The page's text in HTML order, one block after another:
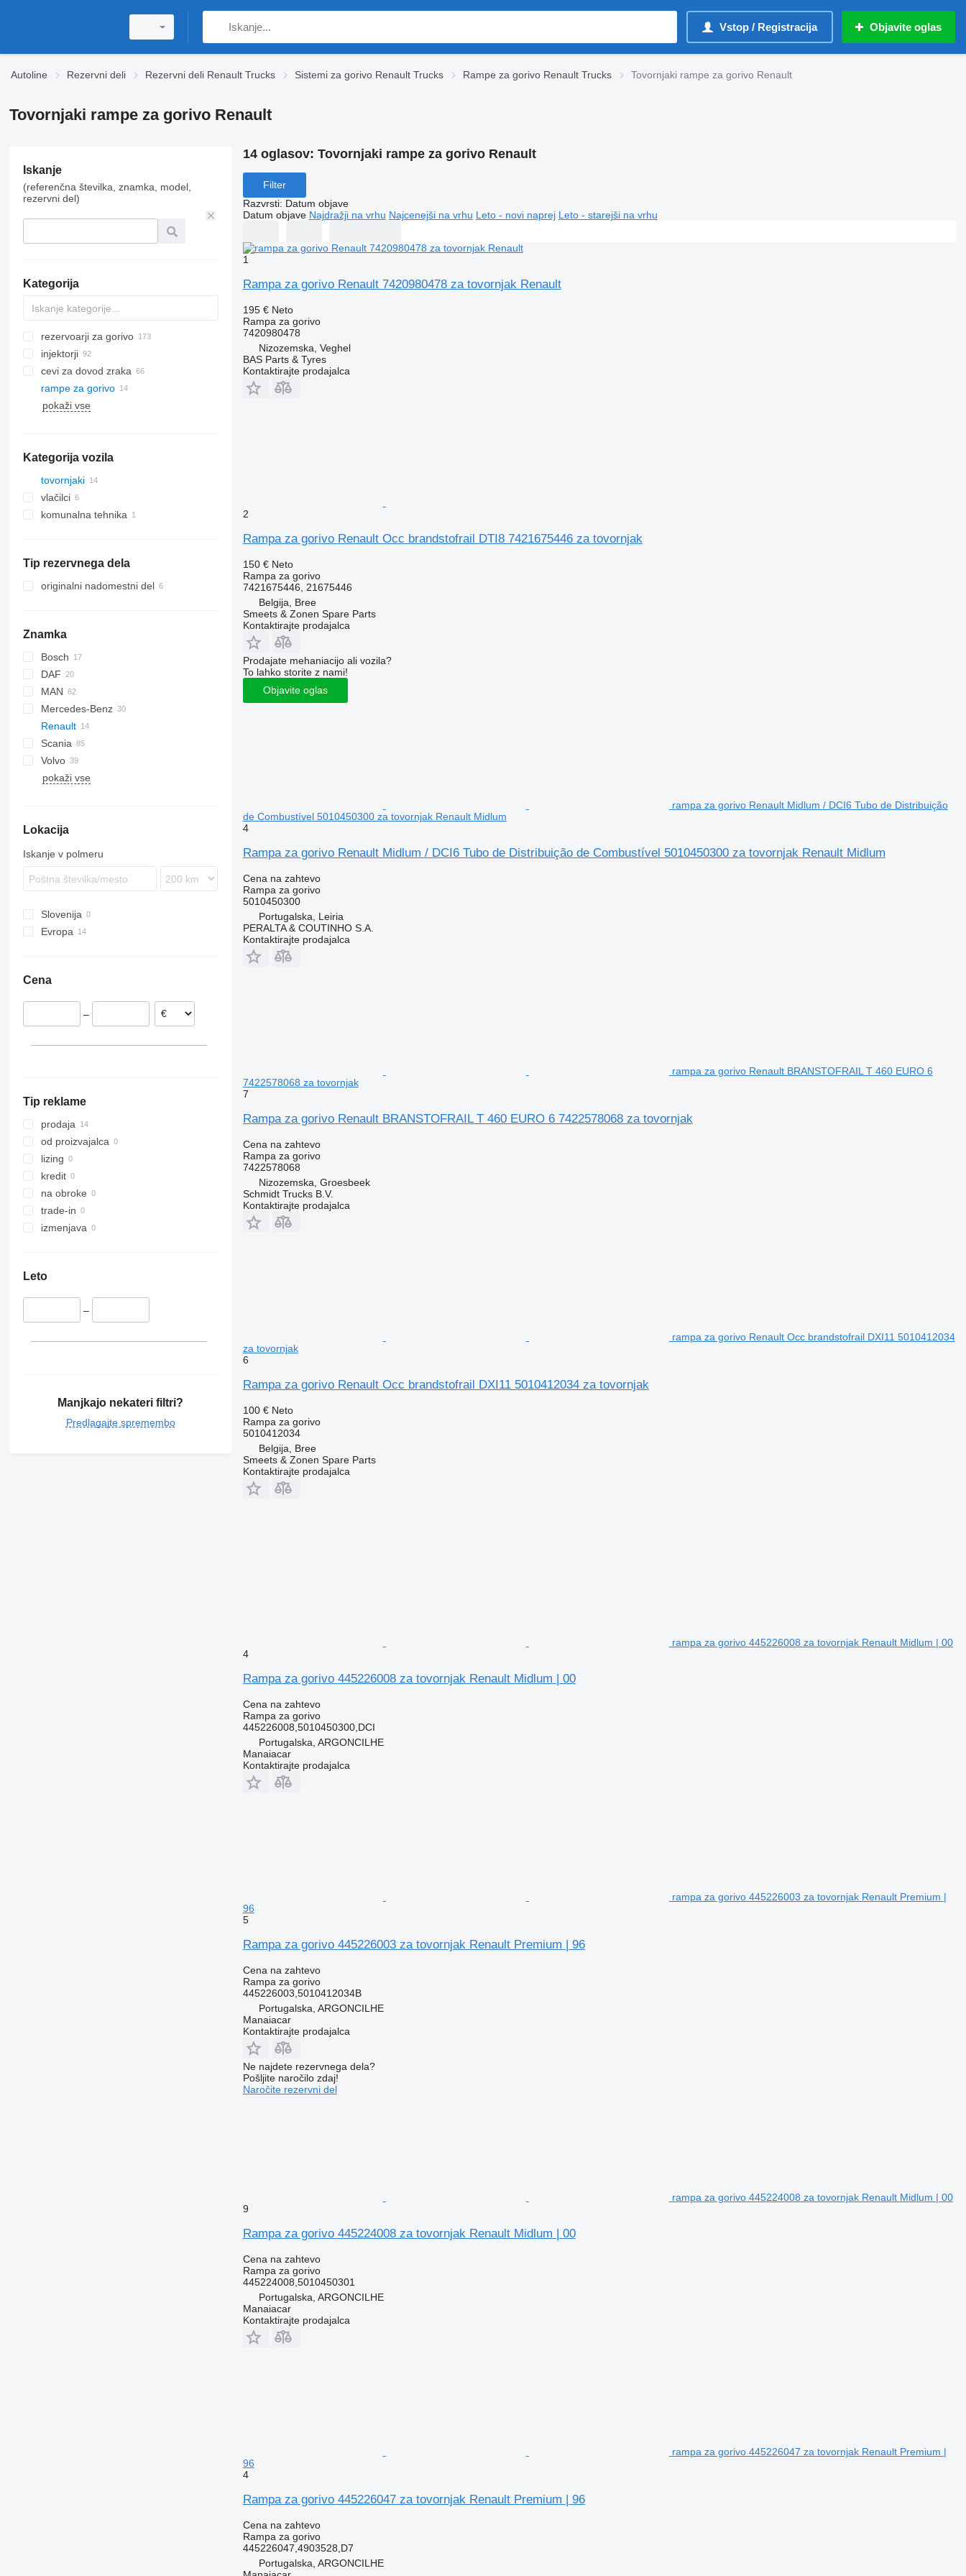
Vstop / Registracija Objavite oglas
Autoline Rezervni deli Rezervni deli Renault Trucks Sistemi za gorivo Renault Trucks Rampe za gorivo Renault Trucks Tovornjaki rampe za gorivo Renault
Tovornjaki rampe za gorivo Renault
Iskanje
(referenčna številka, znamka, model,
rezervni del)
Kategorija
rezervoarji za gorivo
injektorji
cevi za dovod zraka
rampe za gorivo
pokaži vse
Kategorija vozila
tovornjaki
vlačilci
komunalna tehnika
Tip rezervnega dela
originalni nadomestni del
Znamka
Bosch
Berlingo
C-series
DAF
CF
LF
XF
Duster
Punto
1848
3542D
Cargo
F-MAX
Daily
EuroCargo
MAN
TGA
TGL
TGM
TGS
TGX
Mercedes-Benz
A-Class
Actros
Antos
Atego
308
Renault
Clio
Midlum
Premium
Scania
Volvo
FH
FMX
pokaži vse
Lokacija
Iskanje v polmeru
Slovenija
Evropa
Romunija
Španija
Cena
–
Tip reklame
prodaja
od proizvajalca
lizing
kredit
na obroke
trade-in
izmenjava
Leto
–
Manjkajo nekateri filtri?
Predlagajte spremembo
14 oglasov: Tovornjaki rampe za gorivo Renault
Filter
Razvrsti: Datum objave
Datum objave Najdražji na vrhu Najcenejši na vrhu Leto - novi naprej Leto - starejši na vrhu
1
Rampa za gorivo Renault 7420980478 za tovornjak Renault
195 € Neto
Rampa za gorivo
7420980478
Nizozemska, Veghel
BAS Parts & Tyres
Kontaktirajte prodajalca
2
Rampa za gorivo Renault Occ brandstofrail DTI8 7421675446 za tovornjak
150 € Neto
Rampa za gorivo
7421675446, 21675446
Belgija, Bree
Smeets & Zonen Spare Parts
Kontaktirajte prodajalca
Prodajate mehaniacijo ali vozila?
To lahko storite z nami!
Objavite oglas
rampa za gorivo Renault Midlum / DCI6 Tubo de Distribuição
de Combustível 5010450300 za tovornjak Renault Midlum
4
Rampa za gorivo Renault Midlum / DCI6 Tubo de Distribuição de Combustível 5010450300 za tovornjak Renault Midlum
Cena na zahtevo
Rampa za gorivo
5010450300
Portugalska, Leiria
PERALTA & COUTINHO S.A.
Kontaktirajte prodajalca
rampa za gorivo Renault BRANSTOFRAIL T 460 EURO 6
7422578068 za tovornjak
7
Rampa za gorivo Renault BRANSTOFRAIL T 460 EURO 6 7422578068 za tovornjak
Cena na zahtevo
Rampa za gorivo
7422578068
Nizozemska, Groesbeek
Schmidt Trucks B.V.
Kontaktirajte prodajalca
rampa za gorivo Renault Occ brandstofrail DXI11 5010412034
za tovornjak
6
Rampa za gorivo Renault Occ brandstofrail DXI11 5010412034 za tovornjak
100 € Neto
Rampa za gorivo
5010412034
Belgija, Bree
Smeets & Zonen Spare Parts
Kontaktirajte prodajalca
rampa za gorivo 445226008 za tovornjak Renault Midlum | 00
4
Rampa za gorivo 445226008 za tovornjak Renault Midlum | 00
Cena na zahtevo
Rampa za gorivo
445226008,5010450300,DCI
Portugalska, ARGONCILHE
Manaiacar
Kontaktirajte prodajalca
rampa za gorivo 445226003 za tovornjak Renault Premium |
96
5
Rampa za gorivo 445226003 za tovornjak Renault Premium | 96
Cena na zahtevo
Rampa za gorivo
445226003,5010412034B
Portugalska, ARGONCILHE
Manaiacar
Kontaktirajte prodajalca
Ne najdete rezervnega dela?
Pošljite naročilo zdaj!
Naročite rezervni del
rampa za gorivo 445224008 za tovornjak Renault Midlum | 00
9
Rampa za gorivo 445224008 za tovornjak Renault Midlum | 00
Cena na zahtevo
Rampa za gorivo
445224008,5010450301
Portugalska, ARGONCILHE
Manaiacar
Kontaktirajte prodajalca
rampa za gorivo 445226047 za tovornjak Renault Premium |
96
4
Rampa za gorivo 445226047 za tovornjak Renault Premium | 96
Cena na zahtevo
Rampa za gorivo
445226047,4903528,D7
Portugalska, ARGONCILHE